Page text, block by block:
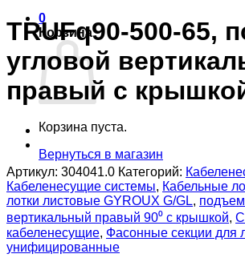
0
Корзина
Корзина пуста.
Вернуться в магазин
TRUFq90-500-65,
угловой
правый с
Артикул: 304041.0 Категорий:
Кабеленесущие системы, Кабельные
лотки листовые GYROUX G/GL,
вертикальный правый 90⁰ с крышкой,
кабеленесущие, Фасонные секции для
унифицированные